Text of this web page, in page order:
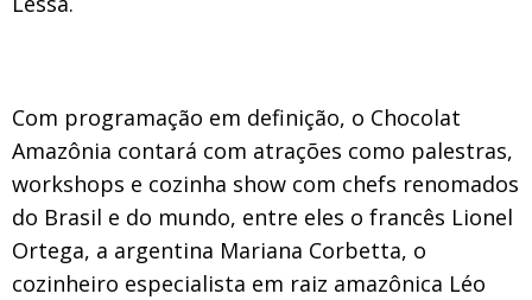
Com programação em definição, o Chocolat
Amazônia contará com atrações como palestras,
workshops e cozinha show com chefs renomados
do Brasil e do mundo, entre eles o francês Lionel
Ortega, a argentina Mariana Corbetta, o
cozinheiro especialista em raiz amazônica Léo